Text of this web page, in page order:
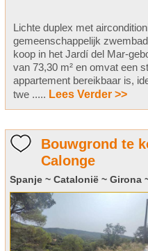
Lichte duplex met
gemeenschappelijk
koop in het Jardí del Mar-
van 73,30 m² en omvat een
appartement bereikbaar is,
twe ..... Lees Verder >>
Bouwgrond te
Calonge
Spanje ~ Catalonië ~ Girona